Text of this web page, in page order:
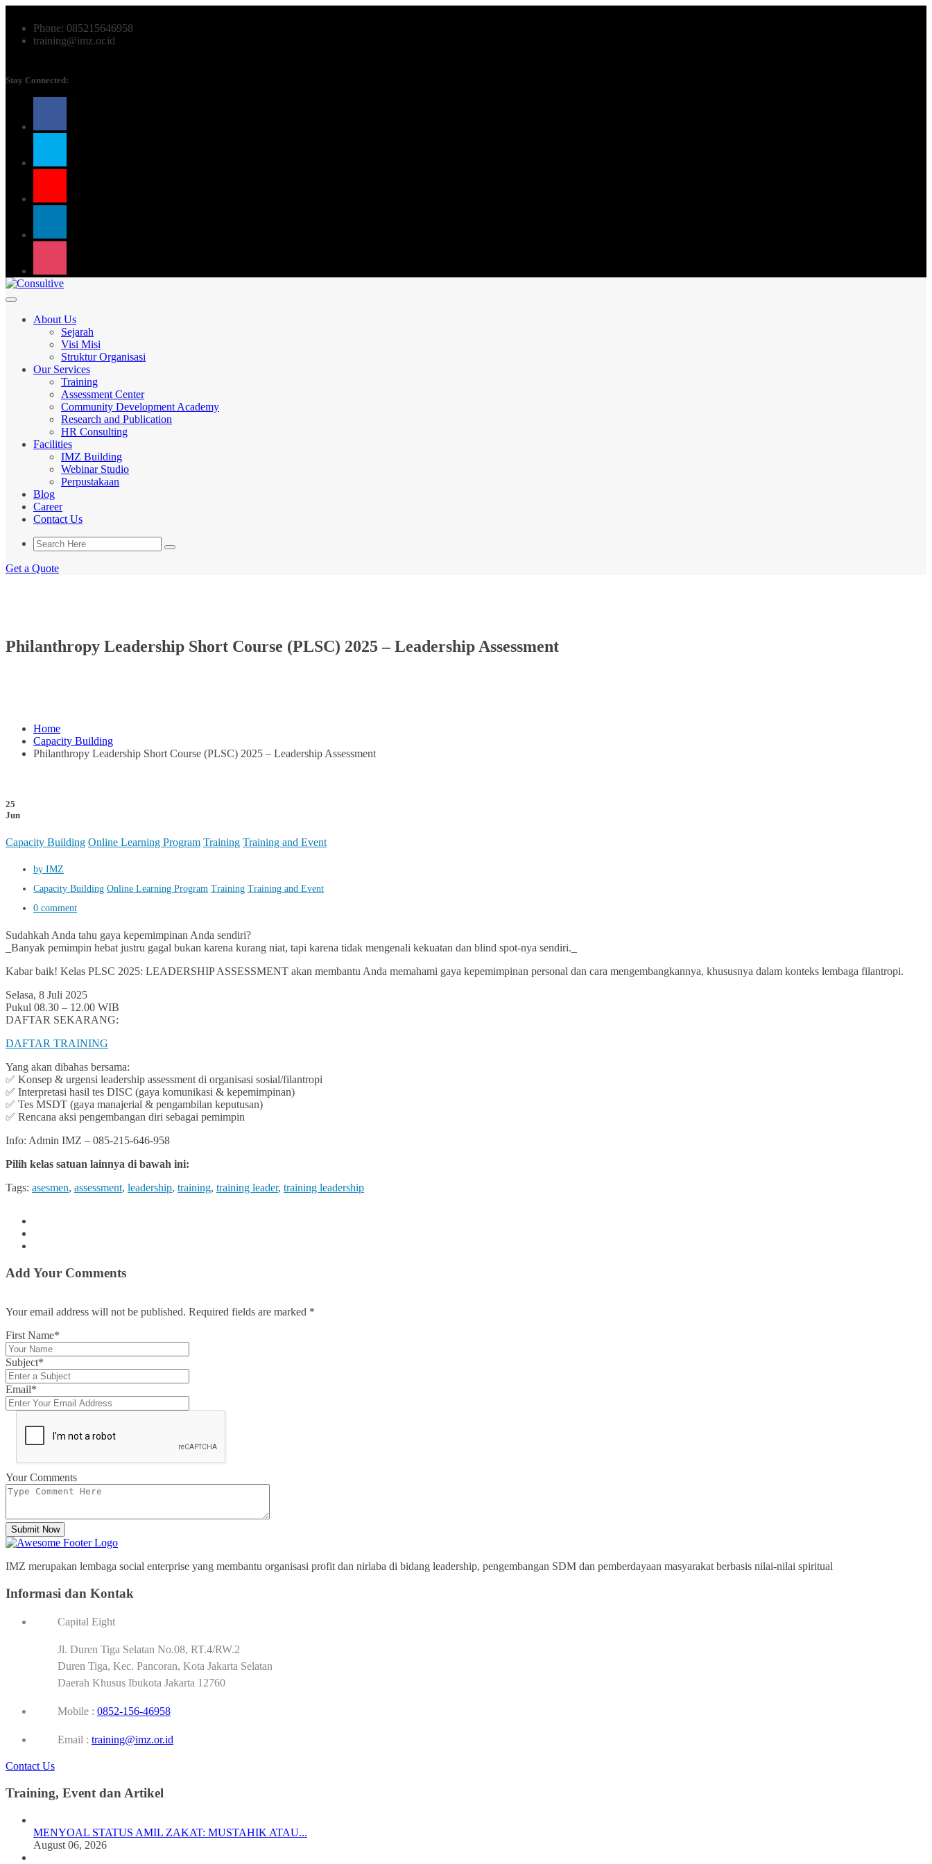
Phone: 085215646958
training@imz.or.id
Stay Connected:
About Us
Sejarah
Visi Misi
Struktur Organisasi
Our Services
Training
Assessment Center
Community Development Academy
Research and Publication
HR Consulting
Facilities
IMZ Building
Webinar Studio
Perpustakaan
Blog
Career
Contact Us
Get a Quote
Philanthropy Leadership Short Course (PLSC) 2025 – Leadership Assessment
Home
Capacity Building
Philanthropy Leadership Short Course (PLSC) 2025 – Leadership Assessment
25
Jun
Capacity Building Online Learning Program Training Training and Event
by IMZ
Capacity Building Online Learning Program Training Training and Event
0 comment
Sudahkah Anda tahu gaya kepemimpinan Anda sendiri?
_Banyak pemimpin hebat justru gagal bukan karena kurang niat, tapi karena tidak mengenali kekuatan dan blind spot-nya sendiri._
Kabar baik! Kelas PLSC 2025: LEADERSHIP ASSESSMENT akan membantu Anda memahami gaya kepemimpinan personal dan cara mengembangkannya, khususnya dalam konteks lembaga filantropi.
Selasa, 8 Juli 2025
Pukul 08.30 – 12.00 WIB
DAFTAR SEKARANG:
DAFTAR TRAINING
Yang akan dibahas bersama:
✅ Konsep & urgensi leadership assessment di organisasi sosial/filantropi
✅ Interpretasi hasil tes DISC (gaya komunikasi & kepemimpinan)
✅ Tes MSDT (gaya manajerial & pengambilan keputusan)
✅ Rencana aksi pengembangan diri sebagai pemimpin
Info: Admin IMZ – 085-215-646-958
Pilih kelas satuan lainnya di bawah ini:
Tags: asesmen, assessment, leadership, training, training leader, training leadership
Add Your Comments
Your email address will not be published. Required fields are marked *
First Name*
Subject*
Email*
Your Comments
Submit Now
IMZ merupakan lembaga social enterprise yang membantu organisasi profit dan nirlaba di bidang leadership, pengembangan SDM dan pemberdayaan masyarakat berbasis nilai-nilai spiritual
Informasi dan Kontak
Capital Eight
Jl. Duren Tiga Selatan No.08, RT.4/RW.2
Duren Tiga, Kec. Pancoran, Kota Jakarta Selatan
Daerah Khusus Ibukota Jakarta 12760
Mobile : 0852-156-46958
Email : training@imz.or.id
Contact Us
Training, Event dan Artikel
MENYOAL STATUS AMIL ZAKAT: MUSTAHIK ATAU...
August 06, 2026